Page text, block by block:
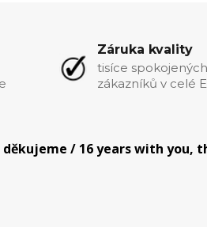
Záruka kvality
tisíce spokojených
zákazníků v celé
/ 16 years with you,